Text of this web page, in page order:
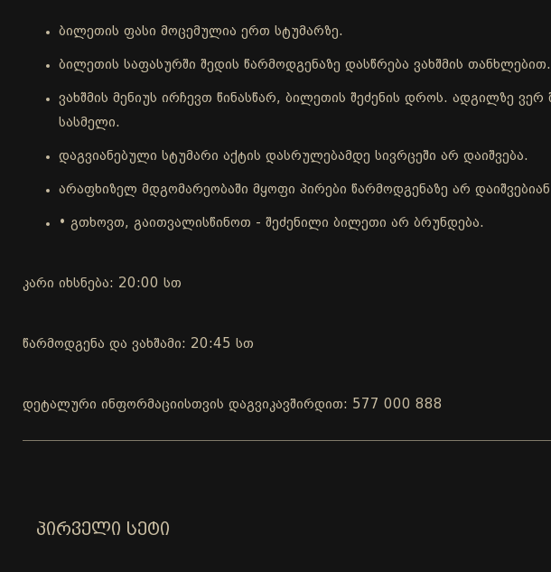
ბილეთის ფასი მოცემულია ერთ სტუმარზე.
ბილეთის საფასურში შედის წარმოდგენაზე დასწრება ვახშმის თანხლებით.
ვახშმის მენიუს ირჩევთ წინასწარ, ბილეთის შეძენის დროს. ადგილზე
სასმელი.
დაგვიანებული სტუმარი აქტის დასრულებამდე სივრცეში არ დაიშვება.
არაფხიზელ მდგომარეობაში მყოფი პირები წარმოდგენაზე არ
• გთხოვთ, გაითვალისწინოთ - შეძენილი ბილეთი არ ბრუნდება.
კარი იხსნება: 20:00 სთ
წარმოდგენა და ვახშამი: 20:45 სთ
დეტალური ინფორმაციისთვის დაგვიკავშირდით: 577 000 888
ᲞᲘᲠᲕᲔᲚᲘ ᲡᲔᲢᲘ